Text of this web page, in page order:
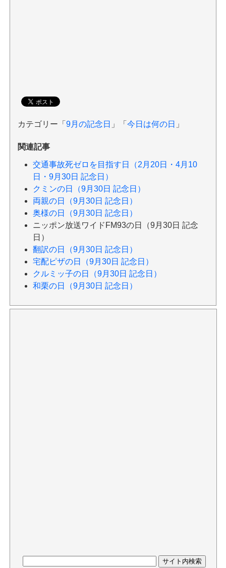
カテゴリー「 9月の記念日 」「 今日は何の日 」
関連記事
交通事故死ゼロを目指す日（2月20日・4月10
日・9月30日 記念日）
クミンの日（9月30日 記念日）
両親の日（9月30日 記念日）
奥様の日（9月30日 記念日）
ニッポン放送ワイドFM93の日（9月30日 記念
日）
翻訳の日（9月30日 記念日）
宅配ピザの日（9月30日 記念日）
クルミッ子の日（9月30日 記念日）
和栗の日（9月30日 記念日）